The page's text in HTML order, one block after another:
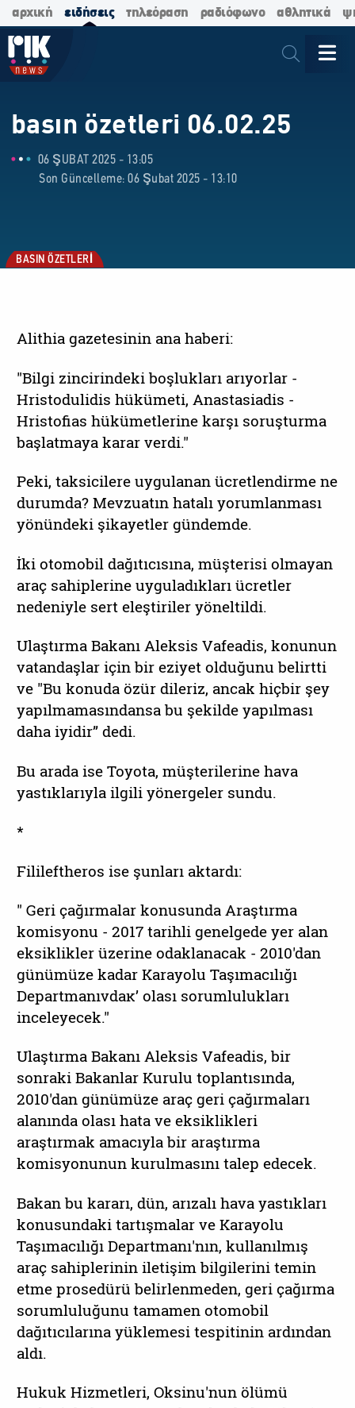
αρχική ειδήσεις τηλεόραση ραδιόφωνο αθλητικά
basın özetleri 06.02.25
06 ŞUBAT 2025 - 13:05
Son Güncelleme: 06 Şubat 2025 - 13:10
BASIN ÖZETLERİ
Alithia gazetesinin ana haberi:
"Bilgi zincirindeki boşlukları arıyorlar -
Hristodulidis hükümeti, Anastasiadis -
Hristofias hükümetlerine karşı soruşturma
başlatmaya karar verdi."
Peki, taksicilere uygulanan ücretlendirme ne
durumda? Mevzuatın hatalı yorumlanması
yönündeki şikayetler gündemde.
İki otomobil dağıtıcısına, müşterisi olmayan
araç sahiplerine uyguladıkları ücretler
nedeniyle sert eleştiriler yöneltildi.
Ulaştırma Bakanı Aleksis Vafeadis, konunun
vatandaşlar için bir eziyet olduğunu belirtti
ve "Bu konuda özür dileriz, ancak hiçbir şey
yapılmamasındansa bu şekilde yapılması
daha iyidir” dedi.
Bu arada ise Toyota, müşterilerine hava
yastıklarıyla ilgili yönergeler sundu.
*
Filileftheros ise şunları aktardı:
" Geri çağırmalar konusunda Araştırma
komisyonu - 2017 tarihli genelgede yer alan
eksiklikler üzerine odaklanacak - 2010'dan
günümüze kadar Karayolu Taşımacılığı
Departmanıνdaκ’ olası sorumlulukları
inceleyecek."
Ulaştırma Bakanı Aleksis Vafeadis, bir
sonraki Bakanlar Kurulu toplantısında,
2010'dan günümüze araç geri çağırmaları
alanında olası hata ve eksiklikleri
araştırmak amacıyla bir araştırma
komisyonunun kurulmasını talep edecek.
Bakan bu kararı, dün, arızalı hava yastıkları
konusundaki tartışmalar ve Karayolu
Taşımacılığı Departmanı'nın, kullanılmış
araç sahiplerinin iletişim bilgilerini temin
etme prosedürü belirlenmeden, geri çağırma
sorumluluğunu tamamen otomobil
dağıtıcılarına yüklemesi tespitinin ardından
aldı.
Hukuk Hizmetleri, Oksinu'nun ölümü